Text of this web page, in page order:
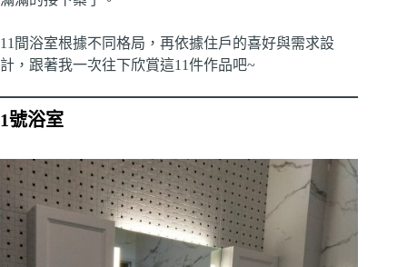
11間浴室根據不同格局，再依據住戶的喜好與需求設
計，跟著我一次往下欣賞這11件作品吧~
1號浴室